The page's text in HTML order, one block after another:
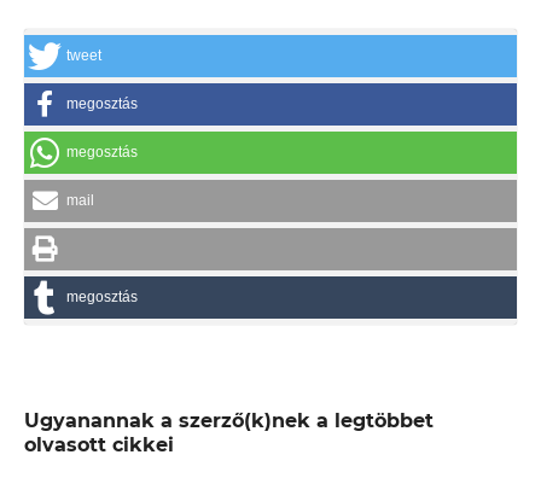
tweet
megosztás
megosztás
mail
megosztás
Ugyanannak a szerző(k)nek a legtöbbet
olvasott cikkei